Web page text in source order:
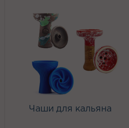
Чаши для кальяна